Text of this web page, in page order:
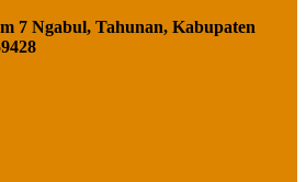
7 Ngabul, Tahunan, Kabupaten